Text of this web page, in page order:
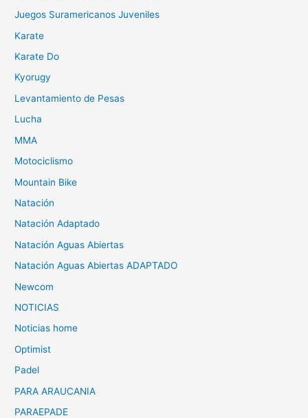
Juegos Suramericanos Juveniles
Karate
Karate Do
Kyorugy
Levantamiento de Pesas
Lucha
MMA
Motociclismo
Mountain Bike
Natación
Natación Adaptado
Natación Aguas Abiertas
Natación Aguas Abiertas ADAPTADO
Newcom
NOTICIAS
Noticias home
Optimist
Padel
PARA ARAUCANIA
PARAEPADE